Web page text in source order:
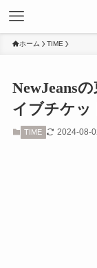
ホーム TIME
NewJeans
イブチケッ
TIME 2024-08-